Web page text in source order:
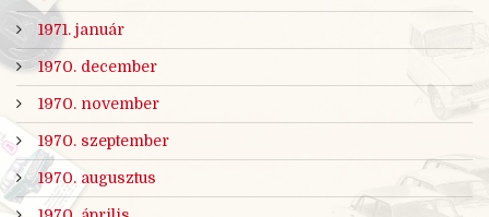
1971. január
1970. december
1970. november
1970. szeptember
1970. augusztus